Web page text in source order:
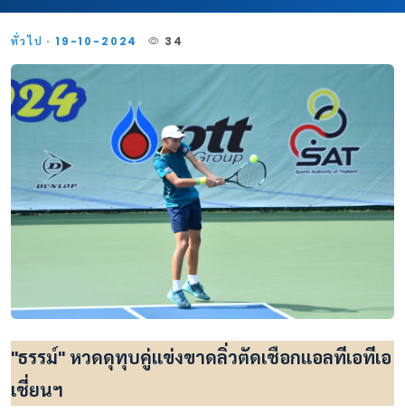
ทั่วไป · 19-10-2024 34
"ธรรม์" หวดดุทุบคู่แข่งขาดลิ่วตัดเชือกแอลทีเอทีเอ
เชี่ยนฯ